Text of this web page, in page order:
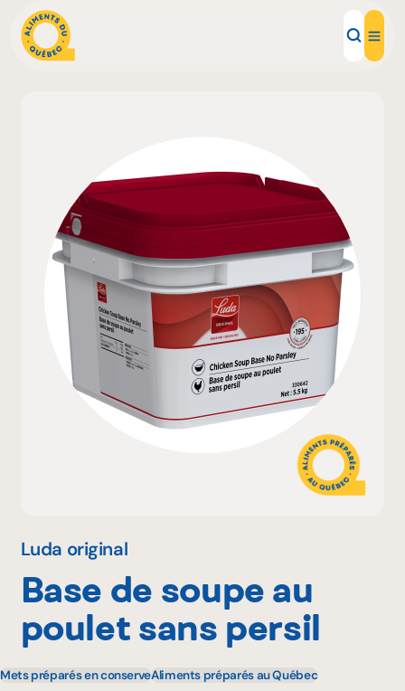
Recettes
Inspirations d'ici
Restaurants
Institutions
À propos
Luda original
Base de soupe au
poulet sans persil
Mets préparés en conserveAliments préparés au Québec